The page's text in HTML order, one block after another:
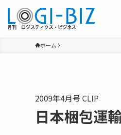
ホーム
2009年4月号 CLIP
日本梱包運